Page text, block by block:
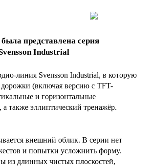
представлена серия
Industrial
линия Svensson Industrial, в которую
дорожки (включая версию с TFT-
и горизонтальные
а также эллиптический тренажёр.
внешний облик. В серии нет
и попытки усложнить форму.
из длинных чистых плоскостей,